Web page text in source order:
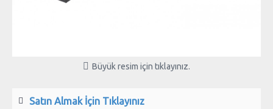
Büyük resim için tıklayınız.
Satın Almak İçin Tıklayınız